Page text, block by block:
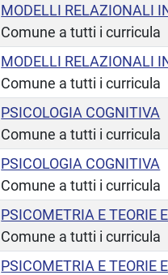
MODELLI RELAZIONALI
Comune a tutti i curricula
MODELLI RELAZIONALI
Comune a tutti i curricula
PSICOLOGIA COGNITIVA
Comune a tutti i curricula
PSICOLOGIA COGNITIVA
Comune a tutti i curricula
PSICOMETRIA E TEORIE
Comune a tutti i curricula
PSICOMETRIA E TEORIE